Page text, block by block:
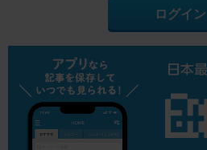
ログイン